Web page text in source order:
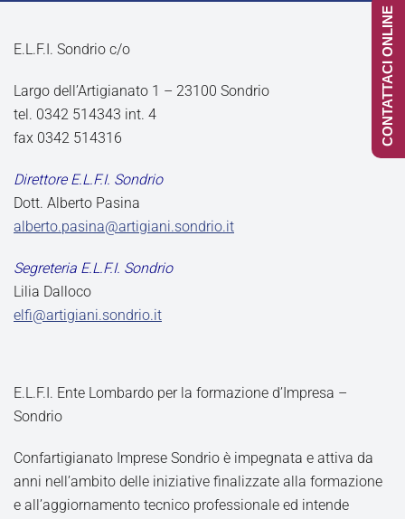
E.L.F.I. Sondrio c/o
Largo dell’Artigianato 1 – 23100 Sondrio
tel. 0342 514343 int. 4
fax 0342 514316
Direttore E.L.F.I. Sondrio
Dott. Alberto Pasina
alberto.pasina@artigiani.sondrio.it
Segreteria E.L.F.I. Sondrio
Lilia Dalloco
elfi@artigiani.sondrio.it
E.L.F.I. Ente Lombardo per la formazione d’Impresa –
Sondrio
Confartigianato Imprese Sondrio è impegnata e attiva da
anni nell’ambito delle iniziative finalizzate alla formazione
e all’aggiornamento tecnico professionale ed intende
CONTATTACI ONLINE